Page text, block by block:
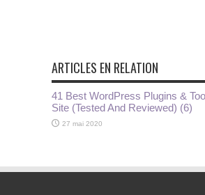
ARTICLES EN RELATION
41 Best WordPress Plugins &
Site (Tested And Reviewed) (6)
27 mai 2020